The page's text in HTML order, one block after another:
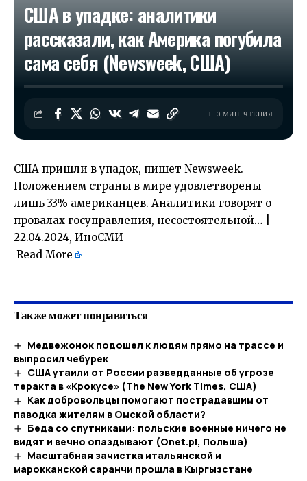
США в упадке: аналитики
рассказали, как Америка погубила
сама себя (Newsweek, США)
0 МИН. ЧТЕНИЯ
США пришли в упадок, пишет Newsweek.
Положением страны в мире удовлетворены
лишь 33% американцев. Аналитики говорят о
провалах госуправления, несостоятельной… |
22.04.2024, ИноСМИ
Read More
Также может понравиться
Медвежонок подошел к людям прямо на трассе и
выпросил чебурек
США утаили от России разведданные об угрозе
теракта в «Крокусе» (The New York Times, США)
Как добровольцы помогают пострадавшим от
паводка жителям в Омской области?
Беда со спутниками: польские военные ничего не
видят и вечно опаздывают (Onet.pl, Польша)
Масштабная зачистка итальянской и
марокканской саранчи прошла в Кыргызстане